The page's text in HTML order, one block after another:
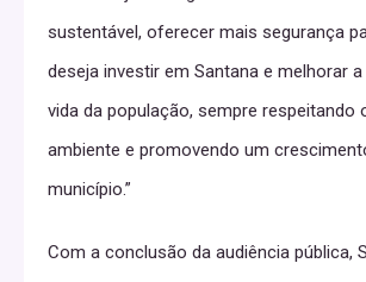
sustentável, oferecer mais segurança
deseja investir em Santana e melhorar a
vida da população, sempre respeitando
ambiente e promovendo um
município.”
Com a conclusão da audiência pública,